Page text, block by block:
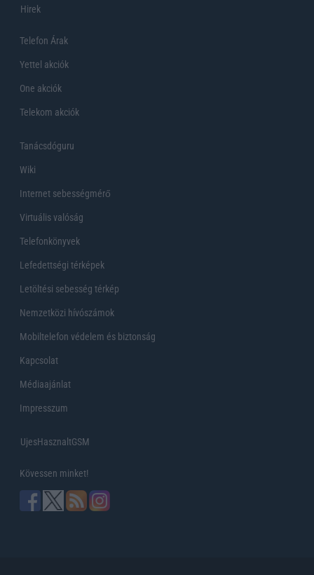
Hirek
Telefon Árak
Yettel akciók
One akciók
Telekom akciók
Tanácsdóguru
Wiki
Internet sebességmérő
Virtuális valóság
Telefonkönyvek
Lefedettségi térképek
Letöltési sebesség térkép
Nemzetközi hívószámok
Mobiltelefon védelem és biztonság
Kapcsolat
Médiaajánlat
Impresszum
UjesHasznaltGSM
Kövessen minket!